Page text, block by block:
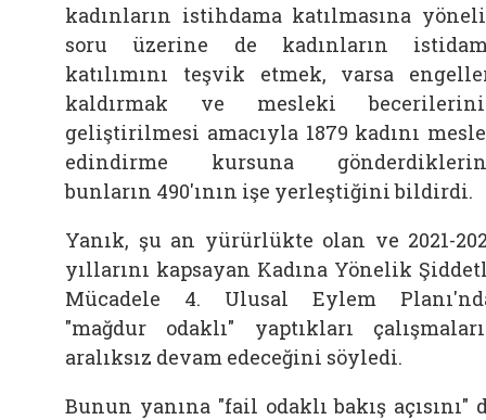
kadınların istihdama katılmasına
soru üzerine de kadınların
katılımını teşvik etmek, varsa
kaldırmak ve mesleki
geliştirilmesi amacıyla 1879 kadını
edindirme kursuna
bunların 490'ının işe yerleştiğini bildirdi.
Yanık, şu an yürürlükte olan ve 2021-
yıllarını kapsayan Kadına Yönelik
Mücadele 4. Ulusal Eylem
"mağdur odaklı" yaptıkları
aralıksız devam edeceğini söyledi.
Bunun yanına "fail odaklı bakış açısını"